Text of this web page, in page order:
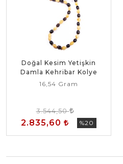
Doğal Kesim Yetişkin
Damla Kehribar Kolye
16,54 Gram
3.544,50
2.835,60 %20